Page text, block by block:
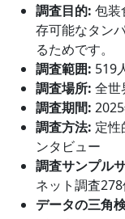
調査目的: 包装
存可能なタン
るためです。
調査範囲: 519
調査場所: 全世
調査期間:
調査方法: 定性
ンタビュー
調査サンプル
ネット調査
データの三角